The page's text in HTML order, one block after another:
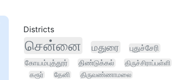
Districts
சென்னை மதுரை
புதுச்சேரி
கோயம்புத்தூர்
திண்டுக்கல் திருச்சிராப்பள்ளி
கரூர் தேனி
திருவண்ணாமலை